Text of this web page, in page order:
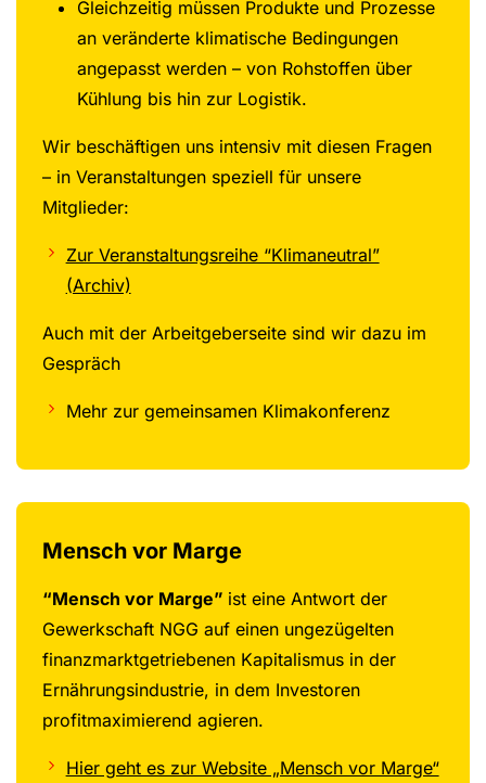
Gleichzeitig müssen Produkte und Prozesse
an veränderte klimatische Bedingungen
angepasst werden – von Rohstoffen über
Kühlung bis hin zur Logistik.
Wir beschäftigen uns intensiv mit diesen Fragen
– in Veranstaltungen speziell für unsere
Mitglieder:
Zur Veranstaltungsreihe “Klimaneutral”
(Archiv)
Auch mit der Arbeitgeberseite sind wir dazu im
Gespräch
Mehr zur gemeinsamen Klimakonferenz
Mensch vor Marge
“Mensch vor Marge” ist eine Antwort der
Gewerkschaft NGG auf einen ungezügelten
finanzmarktgetriebenen Kapitalismus in der
Ernährungsindustrie, in dem Investoren
profitmaximierend agieren.
Hier geht es zur Website „Mensch vor Marge“